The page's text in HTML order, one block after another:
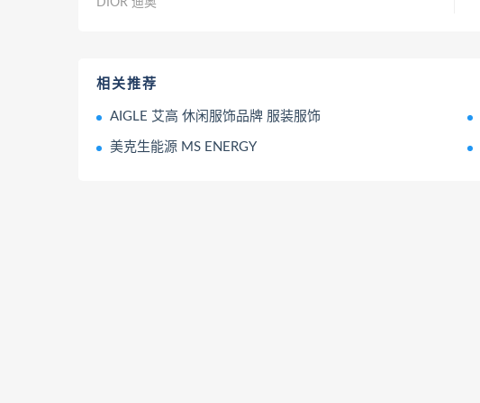
相关推荐
AIGLE 艾高 休闲服饰品牌 服装服饰
美克生能源 MS ENERGY